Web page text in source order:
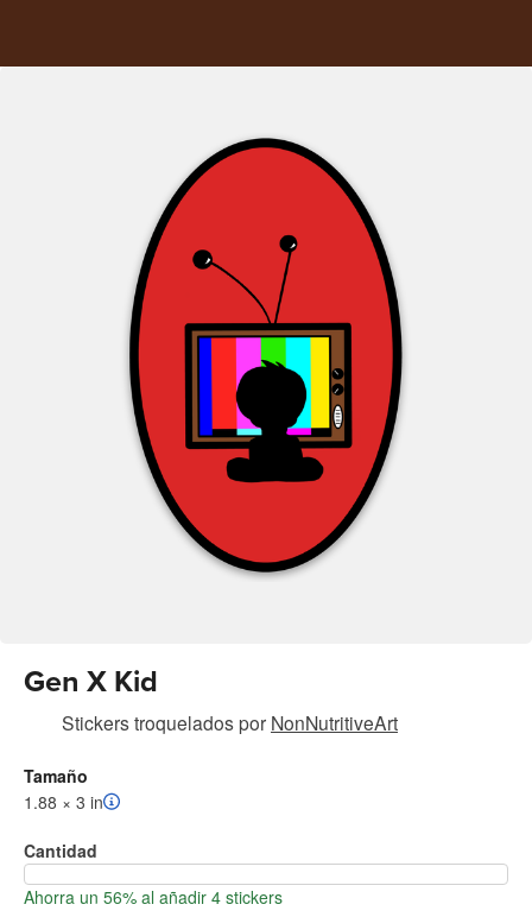
Gen X Kid
Stickers troqueladospor NonNutritiveArt
Tamaño
1.88 × 3 in
Cantidad
Ahorra un 56% al añadir 4 stickers